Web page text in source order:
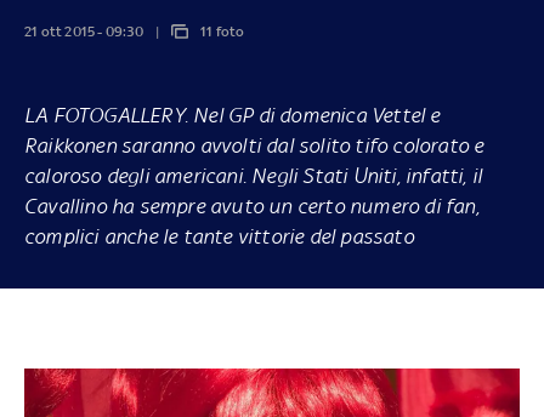
21 ott 2015 - 09:30 11 foto
LA FOTOGALLERY. Nel GP di domenica Vettel e
Raikkonen saranno avvolti dal solito tifo colorato e
caloroso degli americani. Negli Stati Uniti, infatti, il
Cavallino ha sempre avuto un certo numero di fan,
complici anche le tante vittorie del passato